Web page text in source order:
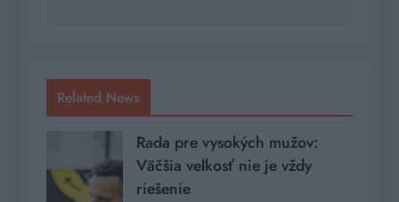
Related News
Rada pre vysokých mužov:
Väčšia veľkosť nie je vždy
riešenie